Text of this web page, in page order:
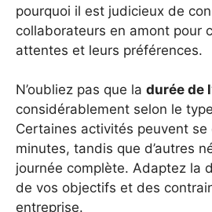
pourquoi il est judicieux de
collaborateurs en amont pour
attentes et leurs préférences.
N’oubliez pas que la durée de
considérablement selon le
Certaines activités peuvent
minutes, tandis que d’autres
journée complète. Adaptez la
de vos objectifs et des
entreprise.